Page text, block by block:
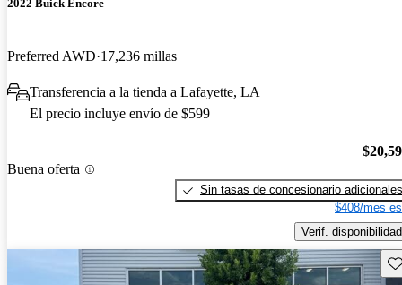
2022 Buick Encore
Preferred AWD 17,236 millas
Transferencia a la tienda a Lafayette, LA
El precio incluye envío de $599
Buena oferta
Sin tasas de concesionario adicionales
$408/mes
Verif. disponibilidad